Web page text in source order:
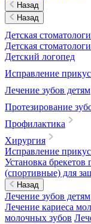
Назад
Назад
Детская
Детская
Детский логопед
Исправление
Лечение зубов детям
Протезирование
Профилактика
Хирургия
Исправление
Установка брекетов
(спортивные) для
Назад
Лечение зубов детям
Лечение кариеса
молочных зубов